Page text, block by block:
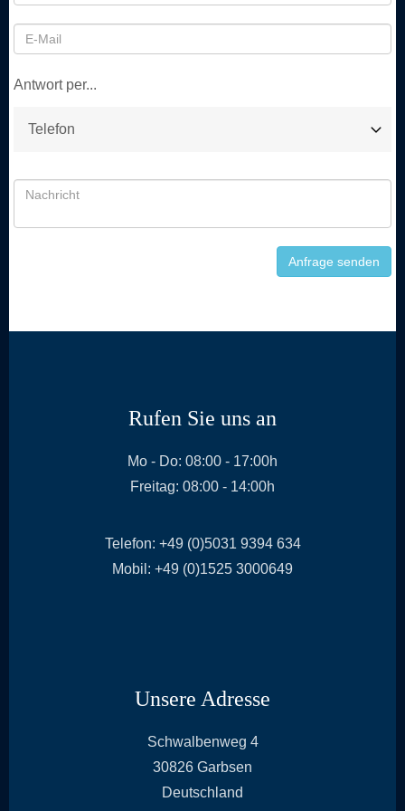
Antwort per...
Anfrage senden
Rufen Sie uns an
Mo - Do: 08:00 - 17:00h
Freitag: 08:00 - 14:00h
Telefon: +49 (0)5031 9394 634
Mobil: +49 (0)1525 3000649
Unsere Adresse
a
d
Schwalbenweg 4
30826 Garbsen
Deutschland